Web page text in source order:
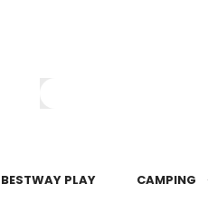
BESTWAY PLAY CAMPING